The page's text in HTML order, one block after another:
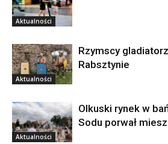
Aktualności
Aktualności
Rzymscy
Rabsztynie
Aktualności
Olkuski rynek w
Sodu porwał